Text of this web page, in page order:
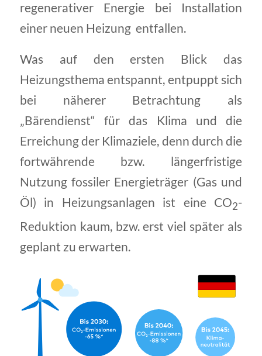
regenerativer Energie bei Installation
einer neuen Heizung entfallen.
Was auf den ersten Blick das
Heizungsthema entspannt, entpuppt sich
bei näherer Betrachtung als
„Bärendienst“ für das Klima und die
Erreichung der Klimaziele, denn durch die
fortwährende bzw. längerfristige
Nutzung fossiler Energieträger (Gas und
Öl) in Heizungsanlagen ist eine CO2-
Reduktion kaum, bzw. erst viel später als
geplant zu erwarten.